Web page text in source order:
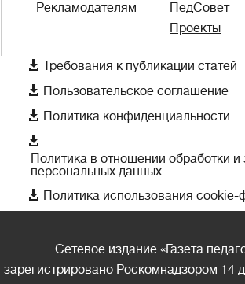
Рекламодателям
ПедСовет
Проекты
 Требования к публикации статей
 Пользовательское соглашение
 Политика конфиденциальности

Политика в отношении обработки
персональных данных
 Политика использования cookie-
Сетевое издание «Газета
зарегистрировано Роскомнадзором 14